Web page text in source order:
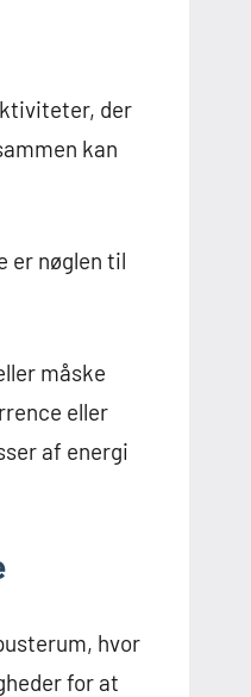
der
kan
er nøglen til
måske
eller
af energi
hvor
for at